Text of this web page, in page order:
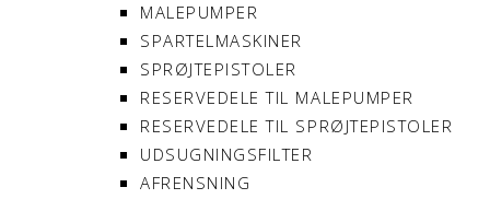
MALEPUMPER
SPARTELMASKINER
SPRØJTEPISTOLER
RESERVEDELE TIL MALEPUMPER
RESERVEDELE TIL SPRØJTEPISTOLER
UDSUGNINGSFILTER
AFRENSNING